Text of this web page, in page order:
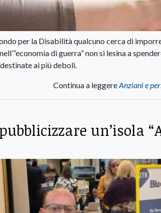
per la Disabilità qualcuno cerca di
di guerra” non si lesina a
ai più deboli.
Continua a leggereAnziani e
un’isola